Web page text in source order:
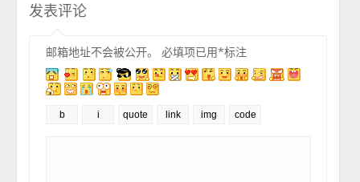
发表评论
邮箱地址不会被公开。 必填项已用*标注